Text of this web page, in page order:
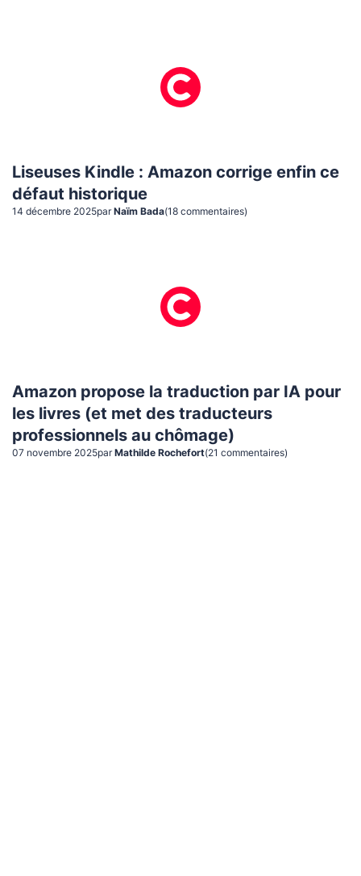
Liseuses Kindle : Amazon corrige enfin ce
défaut historique
14 décembre 2025par Naïm Bada(18 commentaires)
Amazon propose la traduction par IA pour
les livres (et met des traducteurs
professionnels au chômage)
07 novembre 2025par Mathilde Rochefort(21 commentaires)